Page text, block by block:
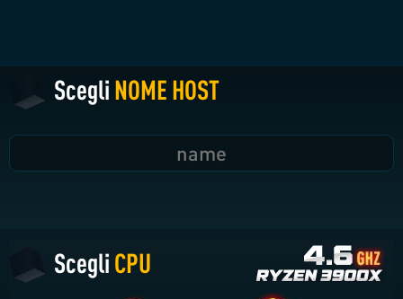
Scegli NOME HOST
Scegli CPU